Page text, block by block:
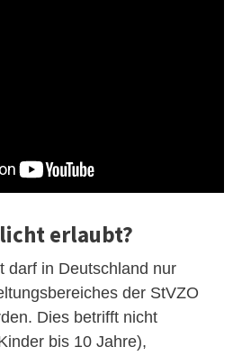
erlaubt?
darf in Deutschland nur
der StVZO
Dies betrifft nicht
bis 10 Jahre),